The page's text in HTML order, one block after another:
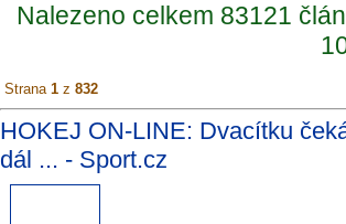
Nalezeno celkem 83121
Strana 1 z 832
HOKEJ ON-LINE: Dvacítku
dál ... - Sport.cz